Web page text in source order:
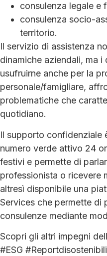
consulenza legale e
consulenza socio-
territorio.
Il servizio di assistenza
dinamiche aziendali, ma
usufruirne anche per la
personale/famigliare,
problematiche che
quotidiano.
Il supporto confidenziale
numero verde attivo 24
festivi e permette di
professionista o ricevere
altresì disponibile una
Services che permette di
consulenze mediante
Scopri gli altri impegni
#ESG